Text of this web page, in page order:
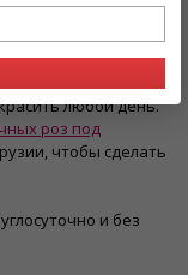
вазе с красивой
или композицию с
любой день.
роз под
чтобы сделать
и без